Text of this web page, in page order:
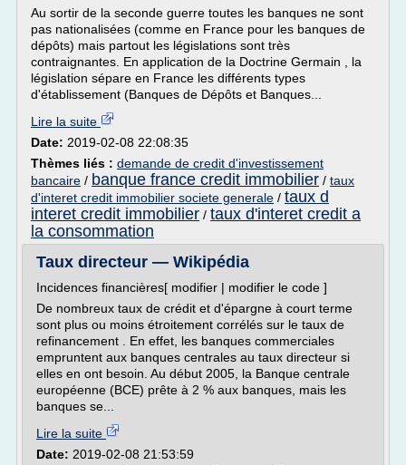
Au sortir de la seconde guerre toutes les banques ne sont
pas nationalisées (comme en France pour les banques de
dépôts) mais partout les législations sont très
contraignantes. En application de la Doctrine Germain , la
législation sépare en France les différents types
d'établissement (Banques de Dépôts et Banques...
Lire la suite
Date: 2019-02-08 22:08:35
Thèmes liés : demande de credit d'investissement
bancaire / banque france credit immobilier / taux
d'interet credit immobilier societe generale / taux d
interet credit immobilier / taux d'interet credit a
la consommation
Taux directeur — Wikipédia
Incidences financières[ modifier | modifier le code ]
De nombreux taux de crédit et d'épargne à court terme
sont plus ou moins étroitement corrélés sur le taux de
refinancement . En effet, les banques commerciales
empruntent aux banques centrales au taux directeur si
elles en ont besoin. Au début 2005, la Banque centrale
européenne (BCE) prête à 2 % aux banques, mais les
banques se...
Lire la suite
Date: 2019-02-08 21:53:59